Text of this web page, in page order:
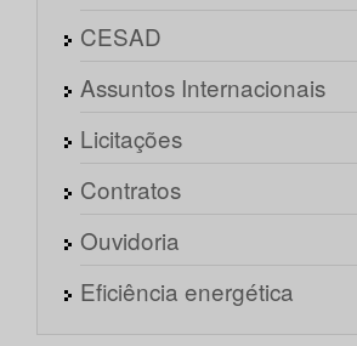
CESAD
Assuntos Internacionais
Licitações
Contratos
Ouvidoria
Eficiência energética